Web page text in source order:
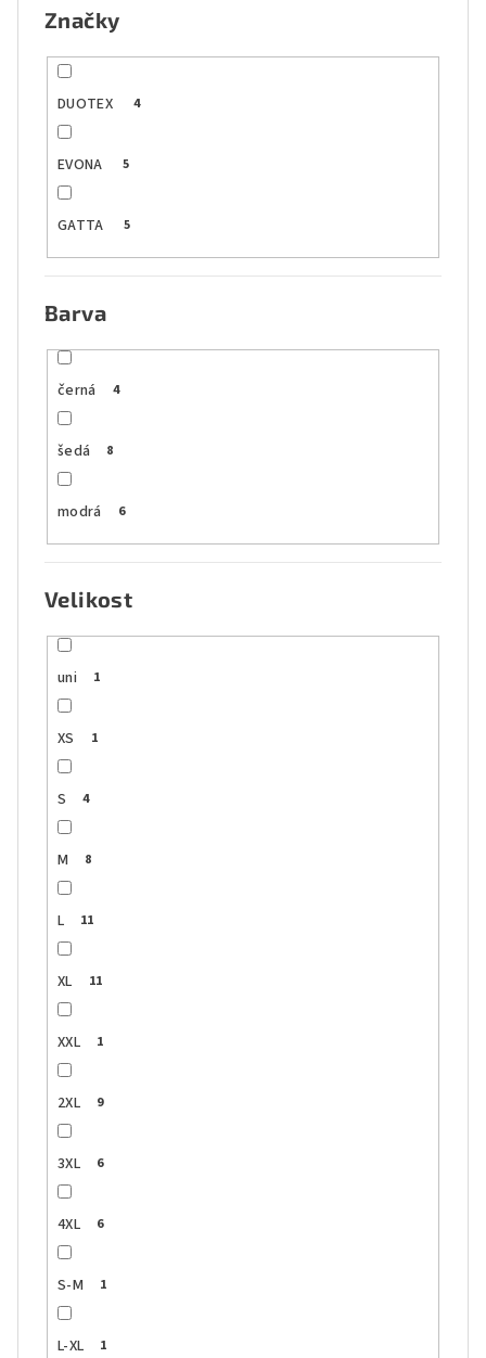
Značky
DUOTEX 4
EVONA 5
GATTA 5
Barva
černá 4
šedá 8
modrá 6
Velikost
uni 1
XS 1
S 4
M 8
L 11
XL 11
XXL 1
2XL 9
3XL 6
4XL 6
S-M 1
L-XL 1